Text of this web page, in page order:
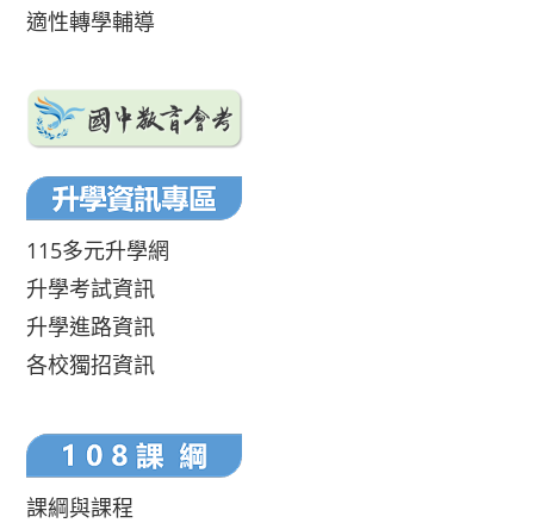
適性轉學輔導
115多元升學網
升學考試資訊
升學進路資訊
各校獨招資訊
課綱與課程